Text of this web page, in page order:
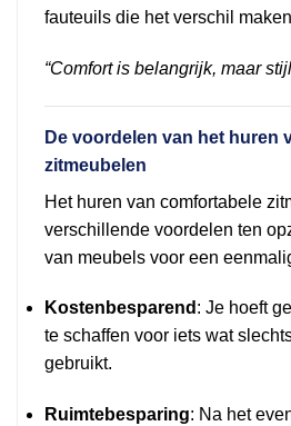
fauteuils die het verschil
“Comfort is belangrijk, maar
De voordelen van het huren
zitmeubelen
Het huren van comfortabele
verschillende voordelen ten
van meubels voor een
Kostenbesparend : Je hoeft
te schaffen voor iets wat
gebruikt.
Ruimtebesparing: Na het